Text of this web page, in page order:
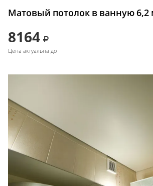
Матовый потолок в ванную 6,2
8164
Цена актуальна до